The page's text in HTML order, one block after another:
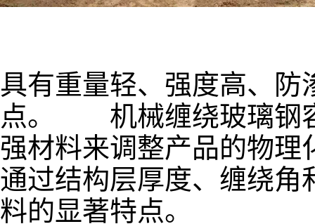
具有重量轻、强度高、
点。 机械缠绕玻璃钢容
强材料来调整产品的物
通过结构层厚度、缠绕角
料的显著特点。